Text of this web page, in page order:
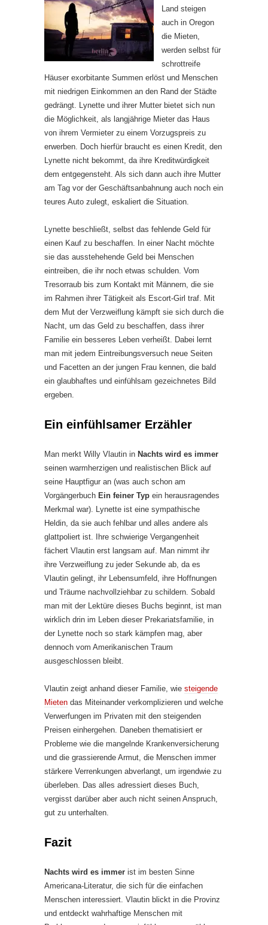
Land steigen
auch in Oregon
die Mieten,
werden selbst für
schrottreife
Häuser exorbitante Summen erlöst und Menschen
mit niedrigen Einkommen an den Rand der Städte
gedrängt. Lynette und ihrer Mutter bietet sich nun
die Möglichkeit, als langjährige Mieter das Haus
von ihrem Vermieter zu einem Vorzugspreis zu
erwerben. Doch hierfür braucht es einen Kredit, den
Lynette nicht bekommt, da ihre Kreditwürdigkeit
dem entgegensteht. Als sich dann auch ihre Mutter
am Tag vor der Geschäftsanbahnung auch noch ein
teures Auto zulegt, eskaliert die Situation.
Lynette beschließt, selbst das fehlende Geld für
einen Kauf zu beschaffen. In einer Nacht möchte
sie das ausstehehende Geld bei Menschen
eintreiben, die ihr noch etwas schulden. Vom
Tresorraub bis zum Kontakt mit Männern, die sie
im Rahmen ihrer Tätigkeit als Escort-Girl traf. Mit
dem Mut der Verzweiflung kämpft sie sich durch die
Nacht, um das Geld zu beschaffen, dass ihrer
Familie ein besseres Leben verheißt. Dabei lernt
man mit jedem Eintreibungsversuch neue Seiten
und Facetten an der jungen Frau kennen, die bald
ein glaubhaftes und einfühlsam gezeichnetes Bild
ergeben.
Ein einfühlsamer Erzähler
Man merkt Willy Vlautin in Nachts wird es immer
seinen warmherzigen und realistischen Blick auf
seine Hauptfigur an (was auch schon am
Vorgängerbuch Ein feiner Typ ein herausragendes
Merkmal war). Lynette ist eine sympathische
Heldin, da sie auch fehlbar und alles andere als
glattpoliert ist. Ihre schwierige Vergangenheit
fächert Vlautin erst langsam auf. Man nimmt ihr
ihre Verzweiflung zu jeder Sekunde ab, da es
Vlautin gelingt, ihr Lebensumfeld, ihre Hoffnungen
und Träume nachvollziehbar zu schildern. Sobald
man mit der Lektüre dieses Buchs beginnt, ist man
wirklich drin im Leben dieser Prekariatsfamilie, in
der Lynette noch so stark kämpfen mag, aber
dennoch vom Amerikanischen Traum
ausgeschlossen bleibt.
Vlautin zeigt anhand dieser Familie, wie steigende
Mieten das Miteinander verkomplizieren und welche
Verwerfungen im Privaten mit den steigenden
Preisen einhergehen. Daneben thematisiert er
Probleme wie die mangelnde Krankenversicherung
und die grassierende Armut, die Menschen immer
stärkere Verrenkungen abverlangt, um irgendwie zu
überleben. Das alles adressiert dieses Buch,
vergisst darüber aber auch nicht seinen Anspruch,
gut zu unterhalten.
Fazit
Nachts wird es immer ist im besten Sinne
Americana-Literatur, die sich für die einfachen
Menschen interessiert. Vlautin blickt in die Provinz
und entdeckt wahrhaftige Menschen mit